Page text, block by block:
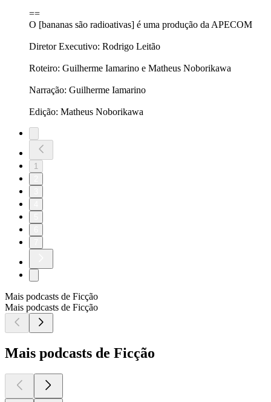
==
O [bananas são radioativas] é uma produção da APECOM
Diretor Executivo: Rodrigo Leitão
Roteiro: Guilherme Iamarino e Matheus Noborikawa
Narração: Guilherme Iamarino
Edição: Matheus Noborikawa
1
Mais podcasts de Ficção
Mais podcasts de Ficção
Mais podcasts de Ficção